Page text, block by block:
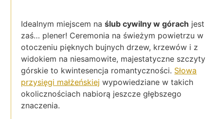
Idealnym miejscem naślub cywilny w górach jest
zaś… plener! Ceremonia na świeżym powietrzu w
otoczeniu pięknych bujnych drzew, krzewów i z
widokiem na niesamowite, majestatyczne szczyty
górskie to kwintesencja romantyczności. Słowa
przysięgi małżeńskiej wypowiedziane w takich
okolicznościach nabiorą jeszcze głębszego
znaczenia.